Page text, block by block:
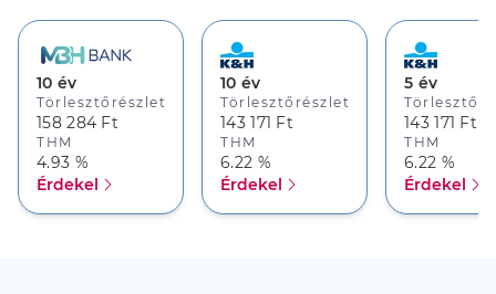
10 év
Törlesztőrészlet
158 284 Ft
THM
4.93 %
Érdekel
10 év
Törlesztőrészlet
143 171 Ft
THM
6.22 %
Érdekel
5 év
143 171 Ft
THM
6.22 %
Érdekel